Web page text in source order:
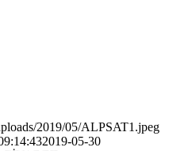
2019/05/ALPSAT1.jpeg
2019-05-30